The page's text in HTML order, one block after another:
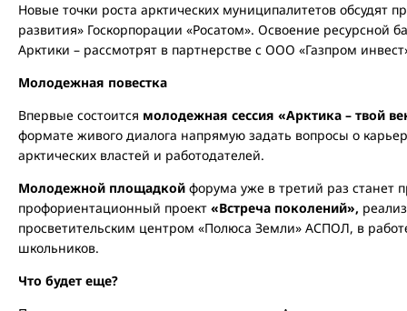
Новые точки роста арктических муниципалитетов обсудят
развития» Госкорпорации «Росатом». Освоение ресурсной
Арктики – рассмотрят в партнерстве с ООО «Газпром
Молодежная повестка
Впервые состоится молодежная сессия «Арктика – твой
формате живого диалога напрямую задать вопросы о
арктических властей и работодателей.
Молодежной площадкой форума уже в третий раз станет
профориентационный проект «Встреча поколений»,
просветительским центром «Полюса Земли» АСПОЛ, в
школьников.
Что будет еще?